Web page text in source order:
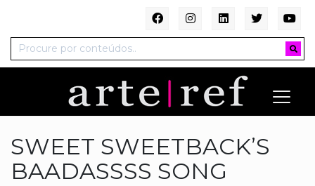
SWEET SWEETBACK’S
BAADASSSS SONG